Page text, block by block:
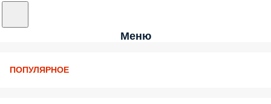
Меню
ПОПУЛЯРНОЕ